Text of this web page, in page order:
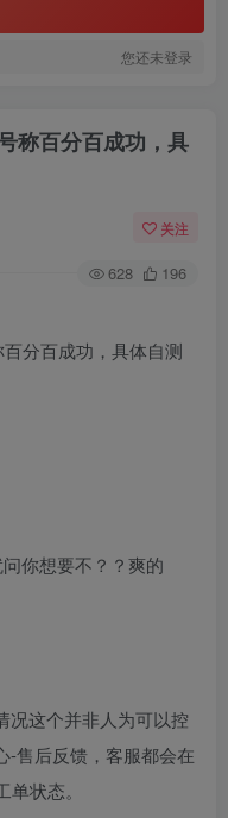
您还未登录
称百分百成功，具
关注
628 196
你想要不？？爽的
况这个并非人为可以控
-售后反馈，客服都会在
状态。